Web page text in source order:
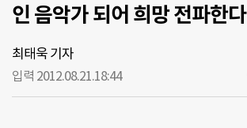
인 음악가 되어 희망 전파한다
최태욱 기자
입력 2012.08.21.18:44